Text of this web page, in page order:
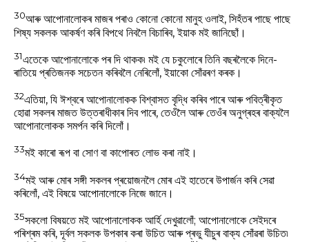
30আৰু আপোনালোকৰ মাজৰ পৰাও কোনো কোনো মানুহ ওলাই, সিহঁতৰ পাছে পাছে
শিষ্য সকলক আকৰ্ষণ কৰি বিপথে নিবলৈ বিচাৰিব, ইয়াক মই জানিছোঁ।
31এতেকে আপোনালোকে পৰ দি থাকক৷ মই যে চকুলোৰে তিনি বছৰলৈকে দিনে-
ৰাতিয়ে প্ৰতিজনক সচেতন কৰিবলৈ নেৰিলোঁ, ইয়াকো সোঁৱৰণ কৰক।
32এতিয়া, যি ঈশ্বৰে আপোনালোকক বিশ্বাসত বৃদ্ধি কৰিব পাৰে আৰু পবিত্ৰীকৃত
হোৱা সকলৰ মাজত উত্তৰাধীকাৰ দিব পাৰে, তেওঁলৈ আৰু তেওঁৰ অনুগ্ৰহৰ বাক্যলৈ
আপোনালোকক সমৰ্পন কৰি দিলোঁ।
33মই কাৰো ৰূপ বা সোণ বা কাপোৰত লোভ কৰা নাই।
34মই আৰু মোৰ সঙ্গী সকলৰ প্ৰয়োজনলৈ মোৰ এই হাতেৰে উপার্জন কৰি সেৱা
কৰিলোঁ, এই বিষয়ে আপোনালোকে নিজে জানে।
35সকলো বিষয়তে মই আপোনালোকক আৰ্হি দেখুৱালোঁ; আপোনালোকে সেইদৰে
পৰিশ্ৰম কৰি, দূৰ্বল সকলক উপকাৰ কৰা উচিত আৰু প্ৰভু যীচুৰ বাক্য সোঁৱৰা উচিত৷